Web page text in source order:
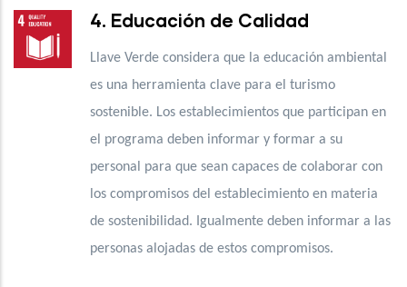
4. Educación de Calidad
Llave Verde considera que la educación ambiental
es una herramienta clave para el turismo
sostenible. Los establecimientos que participan en
el programa deben informar y formar a su
personal para que sean capaces de colaborar con
los compromisos del establecimiento en materia
de sostenibilidad. Igualmente deben informar a las
personas alojadas de estos compromisos.